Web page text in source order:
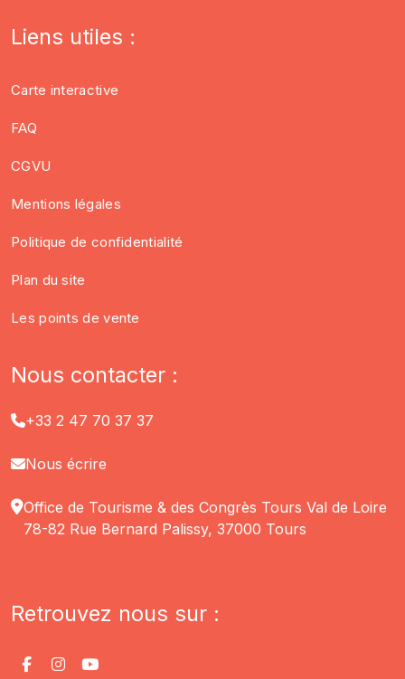
Liens utiles :
Carte interactive
FAQ
CGVU
Mentions légales
Politique de confidentialité
Plan du site
Les points de vente
Nous contacter :
+33 2 47 70 37 37
Nous écrire
Office de Tourisme & des Congrès Tours Val de Loire
78-82 Rue Bernard Palissy, 37000 Tours
Retrouvez nous sur :